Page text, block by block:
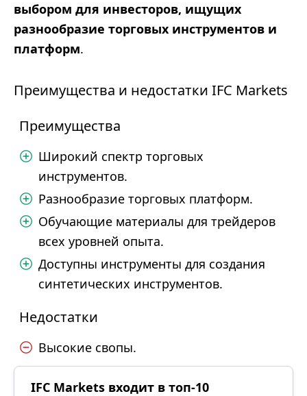
выбором для инвесторов, ищущих
разнообразие торговых инструментов и
платформ.
Преимущества и недостатки IFC Markets
Преимущества
Широкий спектр торговых
инструментов.
Разнообразие торговых платформ.
Обучающие материалы для трейдеров
всех уровней опыта.
Доступны инструменты для создания
синтетических инструментов.
Недостатки
Высокие свопы.
IFC Markets входит в топ-10